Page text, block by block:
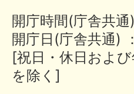
開庁時間(庁舎共
開庁日(庁舎共通)
[祝日・休日およ
を除く]